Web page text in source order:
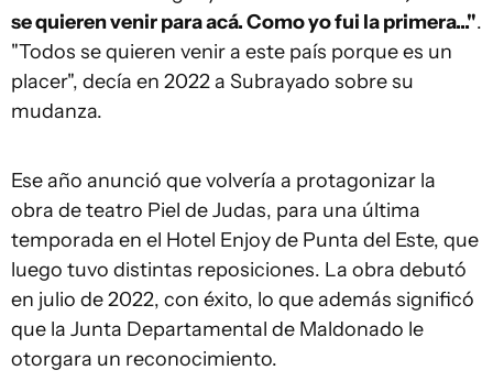
se quieren venir para acá. Como yo fui la primera...".
"Todos se quieren venir a este país porque es un
placer", decía en 2022 a Subrayado sobre su
mudanza.
Ese año anunció que volvería a protagonizar la
obra de teatro Piel de Judas, para una última
temporada en el Hotel Enjoy de Punta del Este, que
luego tuvo distintas reposiciones. La obra debutó
en julio de 2022, con éxito, lo que además significó
que la Junta Departamental de Maldonado le
otorgara un reconocimiento.